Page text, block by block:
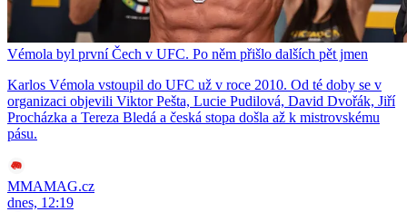
Vémola byl první Čech v UFC. Po něm přišlo dalších pět jmen
Karlos Vémola vstoupil do UFC už v roce 2010. Od té doby se v
organizaci objevili Viktor Pešta, Lucie Pudilová, David Dvořák, Jiří
Procházka a Tereza Bledá a česká stopa došla až k mistrovskému
pásu.
MMAMAG.cz
dnes, 12:19